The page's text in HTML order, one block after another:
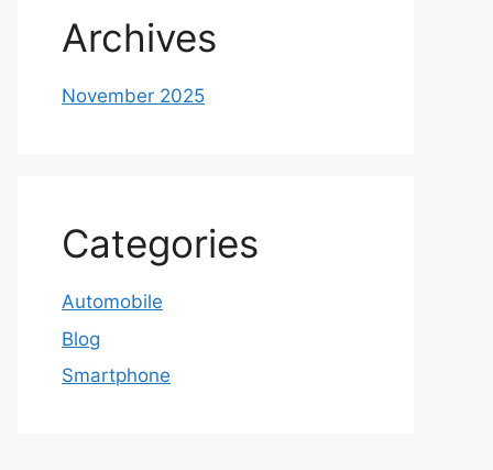
Archives
November 2025
Categories
Automobile
Blog
Smartphone